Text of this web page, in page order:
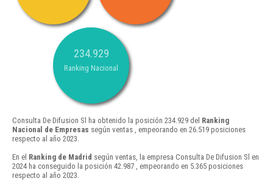
234.929
Ranking Nacional
Consulta De Difusion Sl ha obtenido la posición 234.929 del Ranking
Nacional de Empresas según ventas , empeorando en 26.519 posiciones
respecto al año 2023.
En el Ranking de Madrid según ventas, la empresa Consulta De Difusion Sl en
2024 ha conseguido la posición 42.987 , empeorando en 5.365 posiciones
respecto al año 2023.